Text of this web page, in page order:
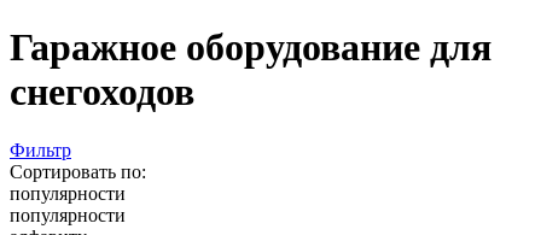
Гаражное оборудование для
снегоходов
Фильтр
Сортировать по:
популярности
популярности